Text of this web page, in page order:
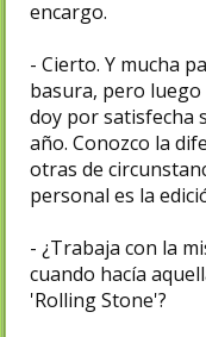
encargo.
- Cierto. Y mucha
basura, pero
doy por satisfecha
año. Conozco la
otras de
personal es la
- ¿Trabaja con la
cuando hacía
'Rolling Stone'?